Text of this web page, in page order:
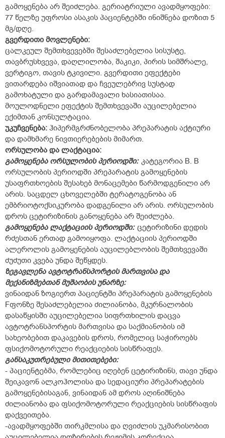
გამოყენება არ შეიძლება. გერიატრიული ავადმყოფები:
77 წელზე უფროსი ასაკის პაციენტებში ინიშნება დოზით 5
მგ/დღე.
გვერდითი მოვლენები:
ცალკეულ შემთხვევებში შესაძლებელია სისუსტე,
თავბრუსხვევა, დაღლილობა, შაკიკი, პირის სიმშრალე,
ვერტიგო, თავის ტკივილი. გვერდითი ეფექტები
ვითარდება იშვიათად და ჩვეულებრივ სუსტად
გამოხატული და გარდამავალი ხასიათისაა.
მოულოდნელი ეფექტის შემთხვევაში აუცილებელია
ექიმთან კონსულტაცია.
უკუჩვენება: ჰიპერმგრძნობელობა პრეპარატის აქტიური
და დამხმარე ნივთიერებების მიმართ.
ორსულობა და ლაქტაცია:
გამოყენება ორსულობის პერიოდში:კატეგორია B. B
ორსულობის პერიოდში პრეპარატის გამოყენების
უსაფრთხოების შესახებ მონაცემები წარმოდგენილი არ
არის. საცდელ ცხოველებში ტერატოგენობა ან
ემბრიოტოქსიკურობა დადგენილი არ არის. ორსულობის
დროს ცეტირიზინის განოყენება არ შეიძლება.
გამოყენება ლაქტაციის პერიოდში: ცეტირიზინი დედის
რძესთან ერთად გამოიყოფა. ლაქტაციის პერიოდში
ალეროლის გამოყენების აუცილებლობის შემთხვევაში
ძუძუთი კვება უნდა შეწყდეს.
ზეგავლენა ავტოტრანსპორტის მართვისა და
მექანიზმებთან მუშაობის უნარზე:
ვინაიდან ზოგიერთ პაციენტში პრეპარატის გამოყენების
Fფონზე შესაძლებელია ძილიანობა, მკურნალობის
დასაწყისში აუცილებელია სიფრთხილის დაცვა
ავტოტრანსპორტის მართვისა და საქმიანობის იმ
სახეობებით დაკავების დროს, რომელიც საჭიროებს
ფსიქომოტორული რეაქციების სისწრაფეს.
განსაკუთრებულიმითითებები:
- პაციენტებმა, რომლებიც იღებენ ცეტირიზინს, თავი უნდა
შეიკავონ ალკოჰოლისა და სედაციური პრეპარატების
გამოყენებისაგან, ვინაიდან ამ დროს აღინიშნება
ძილიანობა და ფსიქომოტორული რეაქციების სისწრაფის
დაქვეითება.
-ავადმყოფებში თირკმლისა და ღვიძლის უკმარისობით